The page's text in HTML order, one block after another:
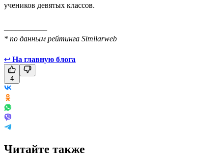
учеников девятых классов.
* по данным рейтинга Similarweb
↩ На главную блога
4
Читайте также